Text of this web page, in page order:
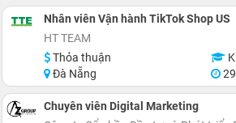
Nhân viên Vận hành TikTok Shop US
HT TEAM
Thỏa thuận
Đà Nẵng
Chuyên viên Digital Marketing